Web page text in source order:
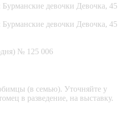
№ 125 006
(в семью). Уточняйте у
в разведение, на выставку.